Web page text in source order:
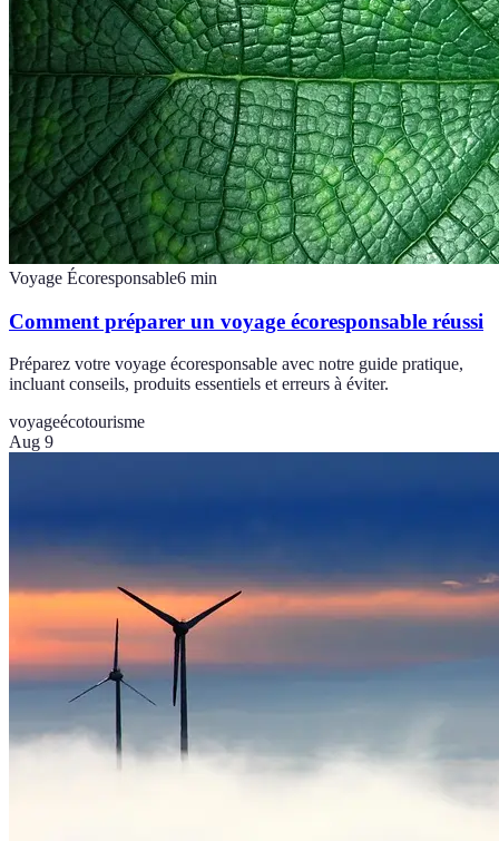
Voyage Écoresponsable6 min
Comment préparer un voyage écoresponsable réussi
Préparez votre voyage écoresponsable avec notre guide pratique,
incluant conseils, produits essentiels et erreurs à éviter.
voyageécotourisme
Aug 9